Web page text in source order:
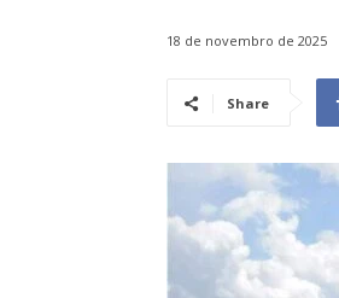
18 de novembro de 2025
Share